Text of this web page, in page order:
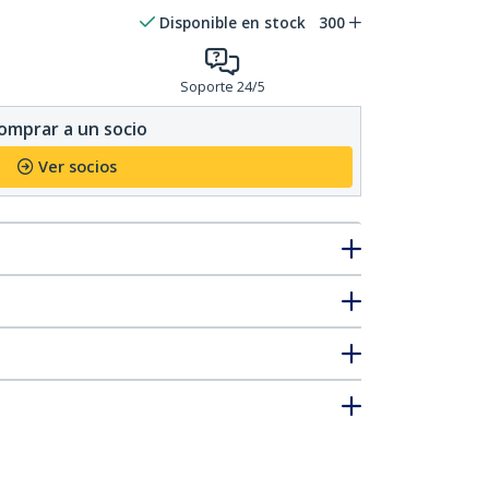
Disponible en stock 300
Soporte 24/5
a un socio
Ver socios